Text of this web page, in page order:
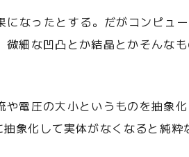
なったとする。だがコンピュ
細な凹凸とか結晶とかそんな
電圧の大小というものを抽象
象化して実体がなくなると純粋